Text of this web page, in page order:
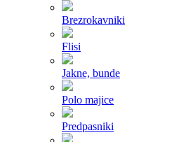
Brezrokavniki
Flisi
Jakne, bunde
Polo majice
Predpasniki